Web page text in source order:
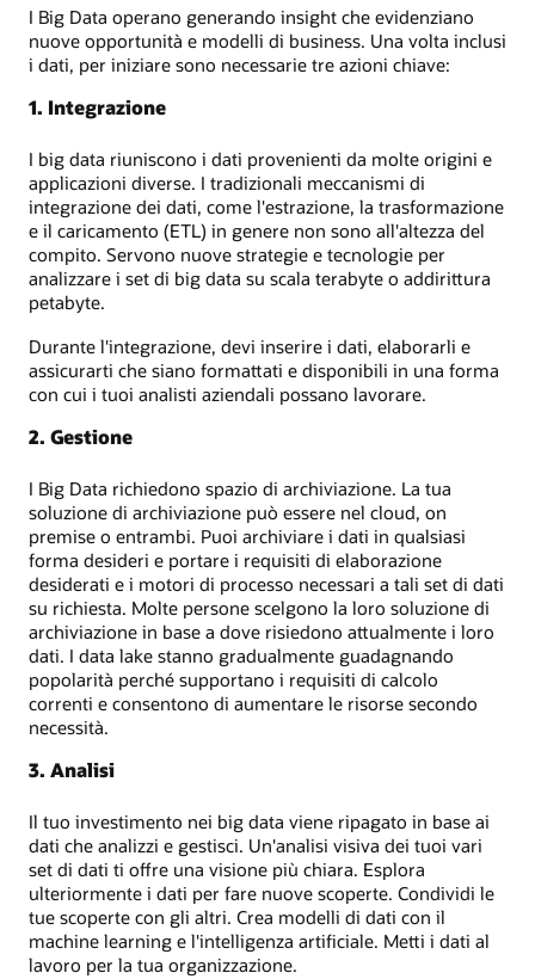
I Big Data operano generando insight che evidenziano
nuove opportunità e modelli di business. Una volta inclusi
i dati, per iniziare sono necessarie tre azioni chiave:
1. Integrazione
I big data riuniscono i dati provenienti da molte origini e
applicazioni diverse. I tradizionali meccanismi di
integrazione dei dati, come l'estrazione, la trasformazione
e il caricamento (ETL) in genere non sono all'altezza del
compito. Servono nuove strategie e tecnologie per
analizzare i set di big data su scala terabyte o addirittura
petabyte.
Durante l'integrazione, devi inserire i dati, elaborarli e
assicurarti che siano formattati e disponibili in una forma
con cui i tuoi analisti aziendali possano lavorare.
2. Gestione
I Big Data richiedono spazio di archiviazione. La tua
soluzione di archiviazione può essere nel cloud, on
premise o entrambi. Puoi archiviare i dati in qualsiasi
forma desideri e portare i requisiti di elaborazione
desiderati e i motori di processo necessari a tali set di dati
su richiesta. Molte persone scelgono la loro soluzione di
archiviazione in base a dove risiedono attualmente i loro
dati. I data lake stanno gradualmente guadagnando
popolarità perché supportano i requisiti di calcolo
correnti e consentono di aumentare le risorse secondo
necessità.
3. Analisi
Il tuo investimento nei big data viene ripagato in base ai
dati che analizzi e gestisci. Un'analisi visiva dei tuoi vari
set di dati ti offre una visione più chiara. Esplora
ulteriormente i dati per fare nuove scoperte. Condividi le
tue scoperte con gli altri. Crea modelli di dati con il
machine learning e l'intelligenza artificiale. Metti i dati al
lavoro per la tua organizzazione.